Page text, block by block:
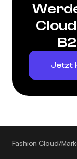
Jetzt
Fashion Cloud/